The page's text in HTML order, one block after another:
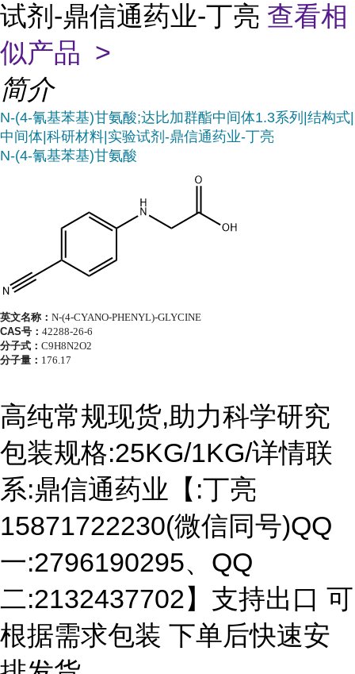
试剂-鼎信通药业-丁亮 查看相
似产品 >
简介
N-(4-氰基苯基)甘氨酸;达比加群酯中间体1.3系列|结构式|
中间体|科研材料|实验试剂-鼎信通药业-丁亮
N-(4-氰基苯基)甘氨酸
英文名称： N-(4-CYANO-PHENYL)-GLYCINE
CAS号： 42288-26-6
分子式： C9H8N2O2
分子量： 176.17
高纯常规现货,助力科学研究
包装规格:25KG/1KG/详情联
系:鼎信通药业【:丁亮
15871722230(微信同号)QQ
一:2796190295、QQ
二:2132437702】支持出口 可
根据需求包装 下单后快速安